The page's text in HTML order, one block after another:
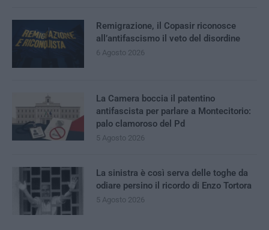
Remigrazione, il Copasir riconosce
all’antifascismo il veto del disordine
6 Agosto 2026
La Camera boccia il patentino
antifascista per parlare a Montecitorio:
palo clamoroso del Pd
5 Agosto 2026
La sinistra è così serva delle toghe da
odiare persino il ricordo di Enzo Tortora
5 Agosto 2026